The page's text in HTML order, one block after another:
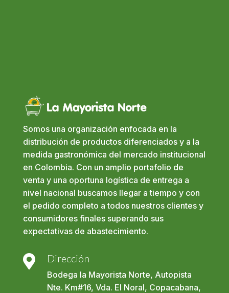
Somos una organización enfocada en la
distribución de productos diferenciados y a la
medida gastronómica del mercado institucional
en Colombia. Con un amplio portafolio de
venta y una oportuna logística de entrega a
nivel nacional buscamos llegar a tiempo y con
el pedido completo a todos nuestros clientes y
consumidores finales superando sus
expectativas de abastecimiento.
 Dirección
Bodega la Mayorista Norte, Autopista
Nte. Km#16, Vda. El Noral, Copacabana,